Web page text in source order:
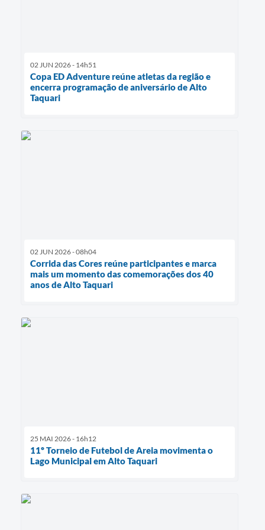
02 JUN 2026 - 14h51
Copa ED Adventure reúne atletas da região e
encerra programação de aniversário de Alto
Taquari
02 JUN 2026 - 08h04
Corrida das Cores reúne participantes e marca
mais um momento das comemorações dos 40
anos de Alto Taquari
25 MAI 2026 - 16h12
11º Torneio de Futebol de Areia movimenta o
Lago Municipal em Alto Taquari